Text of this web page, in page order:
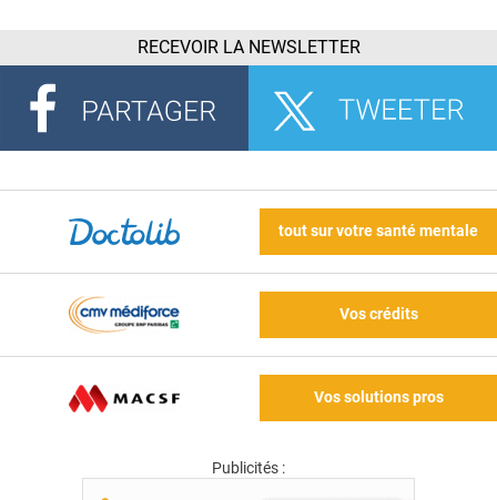
RECEVOIR LA NEWSLETTER
tout sur votre santé mentale
Vos crédits
Vos solutions pros
Publicités :